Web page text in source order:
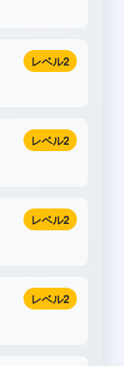
レベル2
レベル2
レベル2
レベル2